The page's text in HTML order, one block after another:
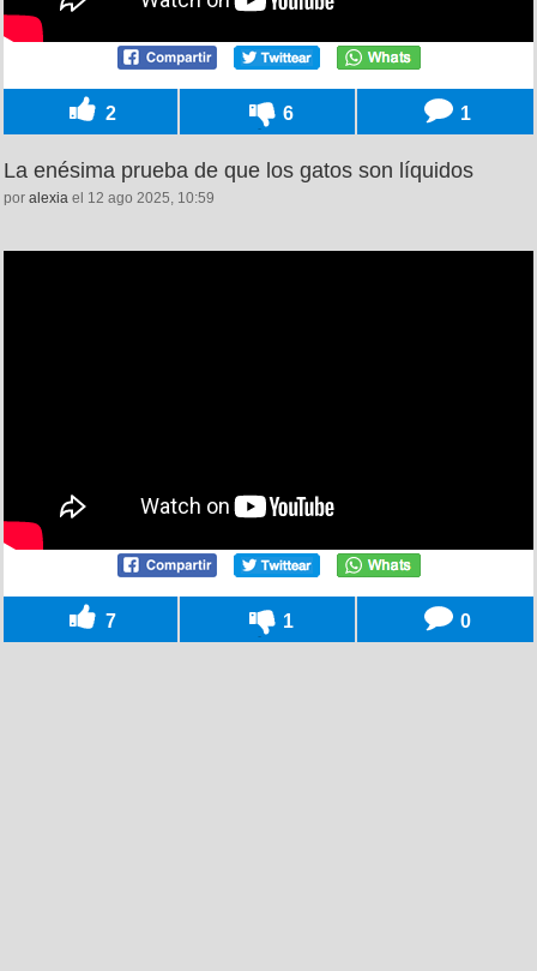
2 6 1
La enésima prueba de que los gatos son líquidos
por alexia el 12 ago 2025, 10:59
7 1 0